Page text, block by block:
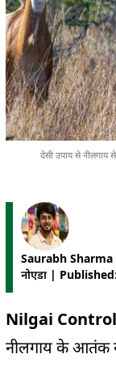
देसी उपाय से नीलगाय
Saurabh Sharma
नोएडा |
Nilgai
नीलगाय के आतंक